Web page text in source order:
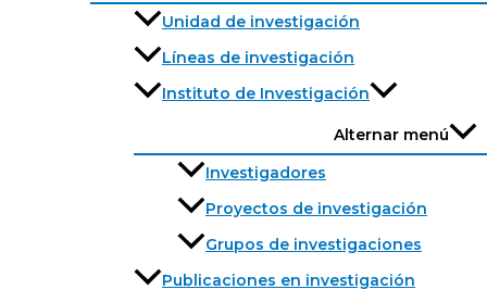
Unidad de investigación
Líneas de investigación
Instituto de Investigación
Alternar menú
Investigadores
Proyectos de investigación
Grupos de investigaciones
Publicaciones en investigación